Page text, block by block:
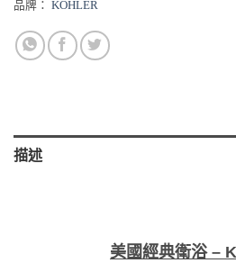
品牌： KOHLER
描述
美國經典衛浴–